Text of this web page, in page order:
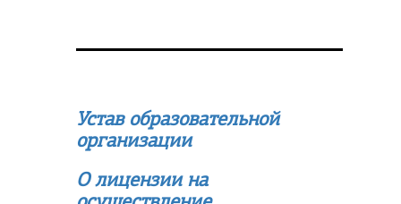
Устав образовательной
организации
О лицензии на